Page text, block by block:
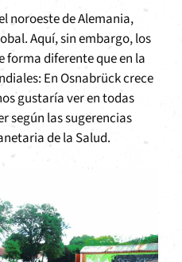
noroeste de Alemania,
Aquí, sin embargo, los
forma diferente que en la
En Osnabrück crece
gustaría ver en todas
según las sugerencias
de la Salud.